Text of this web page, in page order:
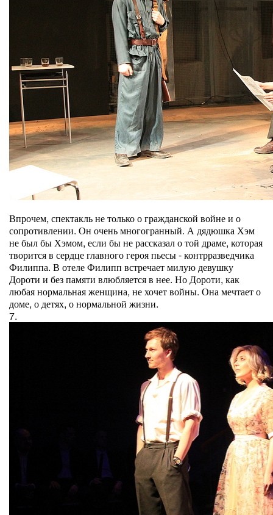
Впрочем, спектакль не только о гражданской войне и о
сопротивлении. Он очень многогранный. А дядюшка Хэм
не был бы Хэмом, если бы не рассказал о той драме, которая
творится в сердце главного героя пьесы - контрразведчика
Филиппа. В отеле Филипп встречает милую девушку
Дороти и без памяти влюбляется в нее. Но Дороти, как
любая нормальная женщина, не хочет войны. Она мечтает о
доме, о детях, о нормальной жизни.
7.